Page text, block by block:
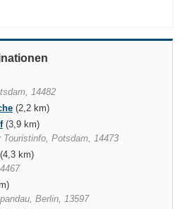
14482
(2,2 km)
(3,9 km)
Potsdam, 14473
(4,3 km)
Berlin, 13597